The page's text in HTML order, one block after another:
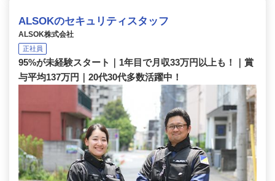
ALSOKのセキュリティスタッフ
ALSOK株式会社
正社員
95%が未経験スタート｜1年目で月収33万円以上も！｜賞
与平均137万円｜20代30代多数活躍中！